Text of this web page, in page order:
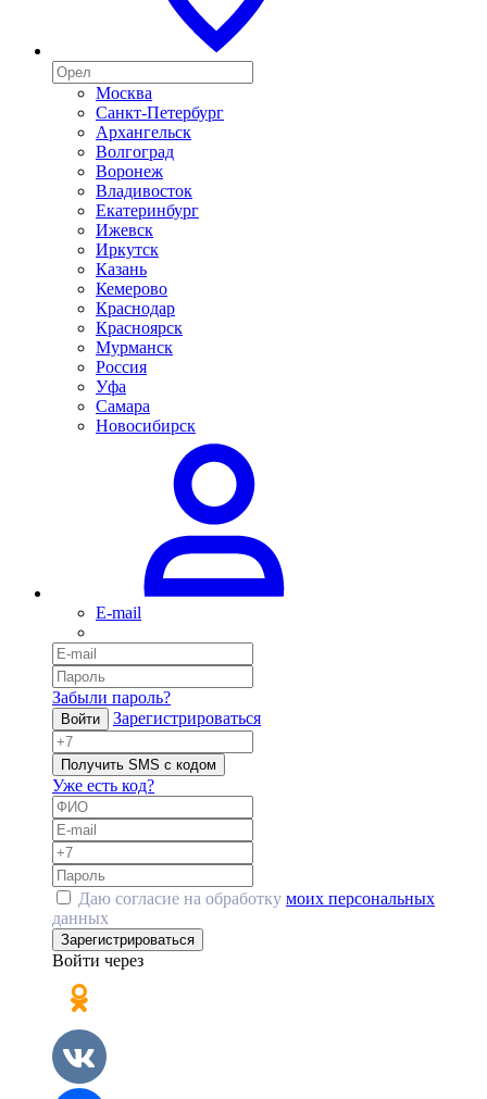
Москва
Санкт-Петербург
Архангельск
Волгоград
Воронеж
Владивосток
Екатеринбург
Ижевск
Иркутск
Казань
Кемерово
Краснодар
Красноярск
Мурманск
Россия
Уфа
Самара
Новосибирск
E-mail
Забыли пароль?
Войти Зарегистрироваться
Получить SMS с кодом
Уже есть код?
Даю согласие на обработку моих персональных
данных
Зарегистрироваться
Войти через